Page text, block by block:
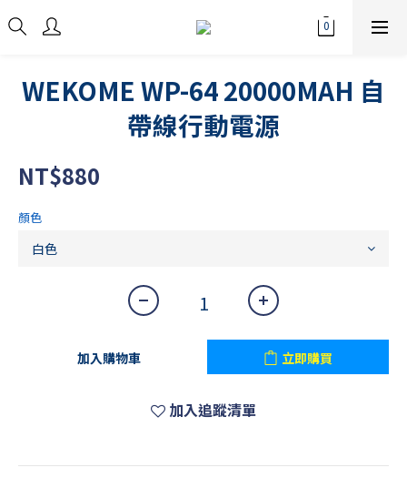
WEKOME WP-64 20000MAH 自
帶線行動電源
NT$880
顏色
加入購物車 立即購買
加入追蹤清單